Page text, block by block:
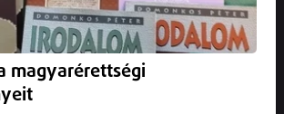
Szabolcs-Szatmár-Bereg vármegye
épít Kisvárdán az Aero Space Power. A
250 fő fölé növeli dolgozói létszámát.
magyarérettségi